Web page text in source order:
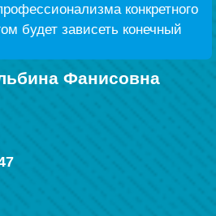
конкретного
будет зависеть конечный
Фанисовна